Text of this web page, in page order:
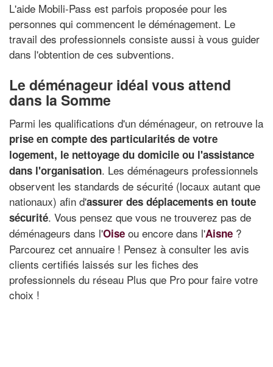
L'aide Mobili-Pass est parfois proposée pour les
personnes qui commencent le déménagement. Le
travail des professionnels consiste aussi à vous guider
dans l'obtention de ces subventions.
Le déménageur idéal vous attend
dans la Somme
Parmi les qualifications d'un déménageur, on retrouve la
prise en compte des particularités de votre
logement, le nettoyage du domicile ou l'assistance
dans l'organisation. Les déménageurs professionnels
observent les standards de sécurité (locaux autant que
nationaux) afin d'assurer des déplacements en toute
sécurité. Vous pensez que vous ne trouverez pas de
déménageurs dans l'Oise ou encore dans l'Aisne ?
Parcourez cet annuaire ! Pensez à consulter les avis
clients certifiés laissés sur les fiches des
professionnels du réseau Plus que Pro pour faire votre
choix !